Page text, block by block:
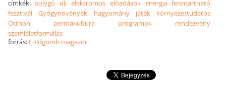
címkék: bolygó díj elektromos előadások energia fenntartható
fesztivál
Gyógynövények hagyomány játék
környezettudatos
Otthon
permakultúra programok
rendezvény
szemléletformálás
forrás: Földgömb magazin